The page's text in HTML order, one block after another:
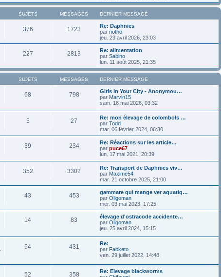
SUJETS MESSAGES DERNIER MESSAGE
376 1723
Re: Daphnies
par notho
jeu. 23 avril 2026, 23:03
227 2813
Re: alimentation
par Sabino
lun. 11 août 2025, 21:35
SUJETS MESSAGES DERNIER MESSAGE
68 798
Girls In Your City - Anonymou…
par Marvin15
sam. 16 mai 2026, 03:32
5 27
Re: mon élevage de colombols …
par Todd
mar. 06 février 2024, 06:30
39 234
Re: Réactions sur les article…
par puce67
lun. 17 mai 2021, 20:39
352 3302
Re: Transport de Daphnies viv…
par Maxime54
mar. 21 octobre 2025, 21:00
43 453
gammare qui mange ver aquatiq…
par Oligoman
mer. 03 mai 2023, 17:25
14 83
élevage d'ostracode accidente…
par Oligoman
jeu. 25 avril 2024, 15:15
54 431
Re:
par Fabketo
ven. 29 juillet 2022, 14:48
52 358
Re: Elevage blackworms